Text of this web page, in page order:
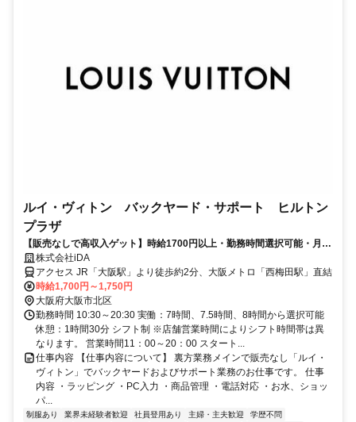
ルイ・ヴィトン バックヤード・サポート ヒルトン
プラザ
【販売なしで高収入ゲット】時給1700円以上・勤務時間選択可能・月10
日休み
株式会社iDA
アクセス JR「大阪駅」より徒歩約2分、大阪メトロ「西梅田駅」直結
時給1,700円～1,750円
大阪府大阪市北区
勤務時間 10:30～20:30 実働：7時間、7.5時間、8時間から選択可能
休憩：1時間30分 シフト制 ※店舗営業時間によりシフト時間帯は異
なります。 営業時間11：00～20：00 スタート...
仕事内容 【仕事内容について】 裏方業務メインで販売なし「ルイ・
ヴィトン」でバックヤードおよびサポート業務のお仕事です。 仕事
内容 ・ラッピング ・PC入力 ・商品管理 ・電話対応 ・お水、ショッ
パ...
制服あり 業界未経験者歓迎 社員登用あり 主婦・主夫歓迎
学歴不問